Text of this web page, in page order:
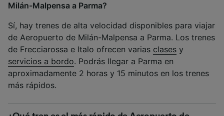
Milán-Malpensa a Parma?
Sí, hay trenes de alta velocidad disponibles para viajar
de Aeropuerto de Milán-Malpensa a Parma. Los trenes
de Frecciarossa e Italo ofrecen varias clases y
servicios a bordo. Podrás llegar a Parma en
aproximadamente 2 horas y 15 minutos en los trenes
más rápidos.